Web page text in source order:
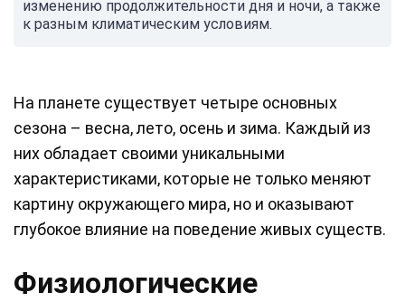
изменению продолжительности дня и ночи, а также
к разным климатическим условиям.
На планете существует четыре основных
сезона – весна, лето, осень и зима. Каждый из
них обладает своими уникальными
характеристиками, которые не только меняют
картину окружающего мира, но и оказывают
глубокое влияние на поведение живых существ.
Физиологические